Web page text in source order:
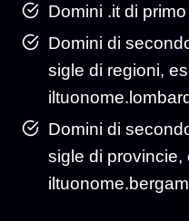
Domini .it di
Domini di
sigle di regioni,
Domini di
sigle di provincie,